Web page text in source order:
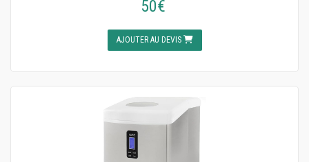
50€
AJOUTER AU DEVIS